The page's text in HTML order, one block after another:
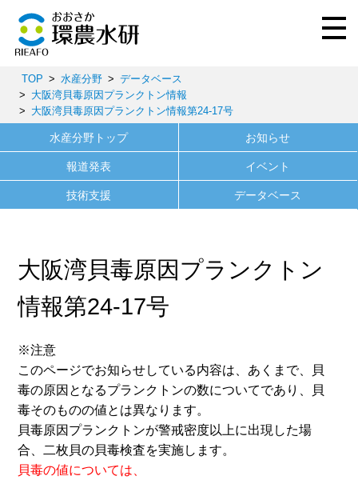
TOP 水産分野
データベース
大阪湾貝毒原因プランクトン情報
大阪湾貝毒原因プランクトン情報第24-17号
水産分野トップ お知らせ
報道発表 イベント
技術支援 データベース
大阪湾貝毒原因プランクトン
情報第24-17号
※注意
このページでお知らせしている内容は、あくまで、貝
毒の原因となるプランクトンの数についてであり、貝
毒そのものの値とは異なります。
貝毒原因プランクトンが警戒密度以上に出現した場
合、二枚貝の貝毒検査を実施します。
貝毒の値については、